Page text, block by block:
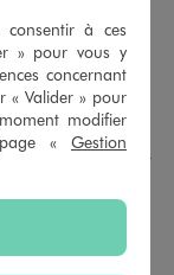
GÉMO d’un
cartes cadeau
plusieurs fois, pour
occasions.
à ces
» pour vous y
concernant
« Valider » pour
modifier
« Gestion